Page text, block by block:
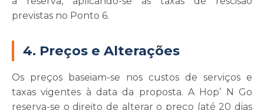
previstas no Ponto 6.
4. Preços e Alterações
Os preços baseiam-se nos custos de serviços e
taxas vigentes à data da proposta. A Hop’ N Go
reserva-se o direito de alterar o preço (até 20 dias